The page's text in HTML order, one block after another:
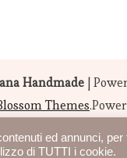
Handmade |
Themes
ed annunci,
di TUTTI i cookie.